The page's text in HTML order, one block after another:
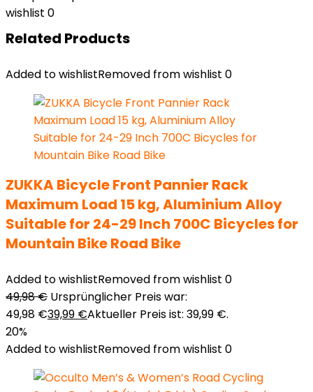
wishlist 0
Related Products
Added to wishlistRemoved from wishlist 0
ZUKKA Bicycle Front Pannier Rack
Maximum Load 15 kg, Aluminium Alloy
Suitable for 24-29 Inch 700C Bicycles for
Mountain Bike Road Bike
Added to wishlistRemoved from wishlist 0
49,98€ Ursprünglicher Preis war:
49,98 €39,99 €Aktueller Preis ist: 39,99 €.
20%
Added to wishlistRemoved from wishlist 0